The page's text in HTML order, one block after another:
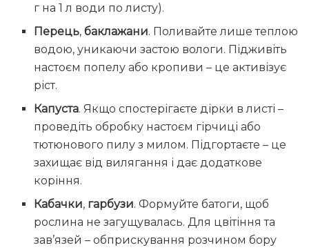
г на 1 л води по листу).
Перець,баклажани. Поливайте лише теплою
водою, уникаючи застою вологи. Підживіть
настоєм попелу або кропиви – це активізує
ріст.
Капуста. Якщо спостерігаєте дірки в листі –
проведіть обробку настоєм гірчиці або
тютюнового пилу з милом. Підгортаєте – це
захищає від вилягання і дає додаткове
коріння.
Кабачки, гарбузи. Формуйте батоги, щоб
рослина не загущувалась. Для цвітіння та
зав’язей – обприскування розчином бору